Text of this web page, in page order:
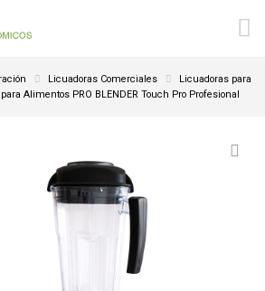
Licuadoras Comerciales
Licuadoras para
Alimentos PRO BLENDER Touch Pro Profesional